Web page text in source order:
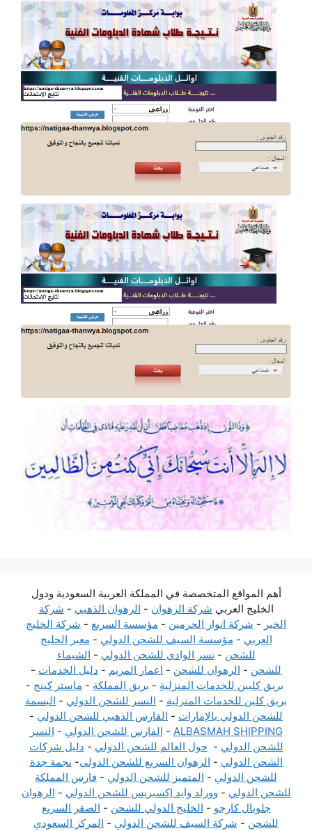
أهم المواقع المتخصصة في المملكة العربية السعودية ودول
الخليج العربي شركة الرهوان - الرهوان الذهبي - شركة
الخير - شركة انوار الحرمين - مؤسسة السريع - شركة الخليج
العربي - مؤسسة السيف للشحن الدولي - معبر الخليج
للشحن - نسر الوادي للشحن الدولي - الشيماء
للشحن - الرهوان للشحن - اعمار المريم - دليل الخدمات -
بريق كليين للخدمات المنزلية - بريق المملكة - ماستر كينج -
بريق كلين للخدمات المنزلية - النسر للشحن الدولي - البسمة
للشحن الدولي بالإمارات - الفارس الذهبي للشحن الدولي -
ALBASMAH SHIPPING
- الفارس للشحن الدولي - النسر
للشحن الدولي -حول العالم للشحن الدولي - دليل شركات
الشحن الدولي - الرهوان السريع للشحن الدولي- نجمة جدة
للشحن الدولي - المتميز للشحن الدولي - فارس المملكة
للشحن الدولي - وورلد وايد إكسبريس للشحن الدولي - الرهوان
جلوبال كارجو - الخليج الدولي للشحن - الصقر السريع
للشحن - شركة السيف للشحن الدولي - المركز السعودي